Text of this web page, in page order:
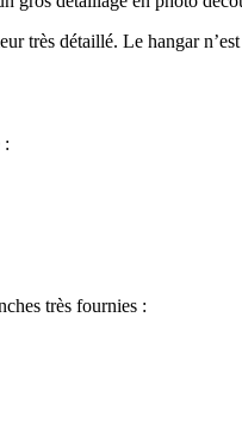
très détaillé. Le hangar
:
très fournies :